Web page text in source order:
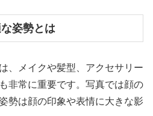
姿勢とは
、メイクや髪型、アクセサリー
非常に重要です。写真では顔の
勢は顔の印象や表情に大きな影